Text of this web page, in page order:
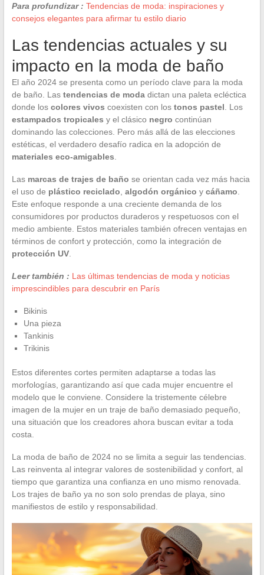
Para profundizar : Tendencias de moda: inspiraciones y
consejos elegantes para afirmar tu estilo diario
Las tendencias actuales y su
impacto en la moda de baño
El año 2024 se presenta como un período clave para la moda
de baño. Las tendencias de modadictan una paleta ecléctica
donde los colores vivos coexisten con los tonos pastel . Los
estampados tropicales y el clásico negro continúan
dominando las colecciones. Pero más allá de las elecciones
estéticas, el verdadero desafío radica en la adopción de
materiales eco-amigables
Las marcas de trajes de baño se orientan cada vez más hacia
el uso de plástico reciclado algodón orgánico y cáñamo
Este enfoque responde a una creciente demanda de los
consumidores por productos duraderos y respetuosos con el
medio ambiente. Estos materiales también ofrecen ventajas en
términos de confort y protección, como la integración de
protección UV.
Leer también : Las últimas tendencias de moda y noticias
imprescindibles para descubrir en París
Bikinis
Una pieza
Tankinis
Trikinis
Estos diferentes cortes permiten adaptarse a todas las
morfologías, garantizando así que cada mujer encuentre el
modelo que le conviene. Considere la tristemente célebre
imagen de la mujer en un traje de baño demasiado pequeño,
una situación que los creadores ahora buscan evitar a toda
costa.
La moda de baño de 2024 no se limita a seguir las tendencias.
Las reinventa al integrar valores de sostenibilidad y confort, al
tiempo que garantiza una confianza en uno mismo renovada.
Los trajes de baño ya no son solo prendas de playa, sino
manifiestos de estilo y responsabilidad.